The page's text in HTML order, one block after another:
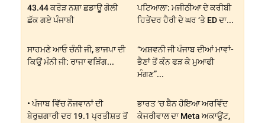
43.44 ਕਰੋੜ ਨਸ਼ਾ ਛਡਾਊ ਗੋਲੀ
ਛੱਕ ਗਏ ਪੰਜਾਬੀ
ਪਟਿਆਲਾ: ਮਜੀਠੀਆ ਦੇ ਕਰੀਬੀ
ਹਿਤੇਂਦਰ ਹੈਰੀ ਦੇ ਘਰ ‘ਤੇ ED ਦਾ...
ਸਾਹਮਣੇ ਆਓ ਚੰਨੀ ਜੀ, ਭਾਜਪਾ ਦੀ
ਕਿਉਂ ਮੰਨੀ ਜੀ: ਰਾਜਾ ਵੜਿੰਗ...
“ਅਸ਼ਵਨੀ ਜੀ ਪੰਜਾਬ ਦੀਆਂ ਮਾਵਾਂ-
ਭੈਣਾਂ ਤੋਂ ਕੰਨ ਫੜ ਕੇ ਮੁਆਫੀ
ਮੰਗਣ”...
• ਪੰਜਾਬ ਵਿੱਚ ਨੌਜਵਾਨਾਂ ਦੀ
ਬੇਰੁਜ਼ਗਾਰੀ ਦਰ 19.1 ਪ੍ਰਤੀਸ਼ਤ ਤੋਂ
ਭਾਰਤ ‘ਚ ਬੈਨ ਹੋਇਆ ਅਰਵਿੰਦ
ਕੇਜਰੀਵਾਲ ਦਾ Meta ਅਕਾਊਂਟ,